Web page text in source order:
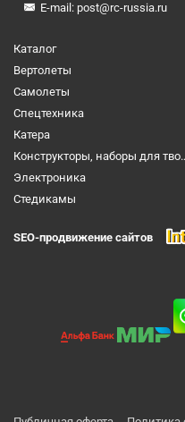
E-mail: post@rc-russia.ru
Каталог
Вертолеты
Самолеты
Спецтехника
Катера
Конструкторы,
Электроника
Cтедикамы
SEO-продвижение сайтов